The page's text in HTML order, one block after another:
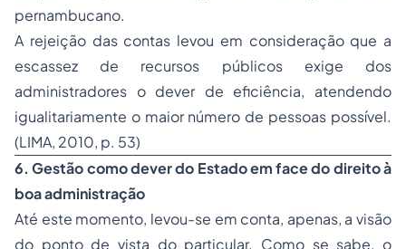
pernambucano.
A rejeição das contas levou em consideração que a
escassez de recursos públicos exige dos
administradores o dever de eficiência, atendendo
igualitariamente o maior número de pessoas possível.
(LIMA, 2010, p. 53)
6. Gestão como dever do Estado em face do direito à
boa administração
Até este momento, levou-se em conta, apenas, a visão
do ponto de vista do particular. Como se sabe, o